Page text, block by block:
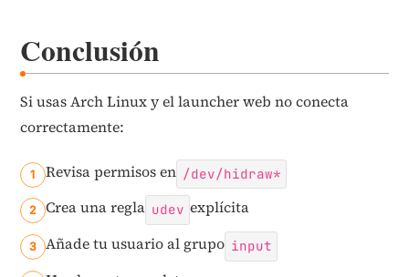
Conclusión
Si usas Arch Linux y el launcher web no conecta
correctamente:
Revisa permisos en /dev/hidraw*
Crea una regla udev explícita
Añade tu usuario al grupo input